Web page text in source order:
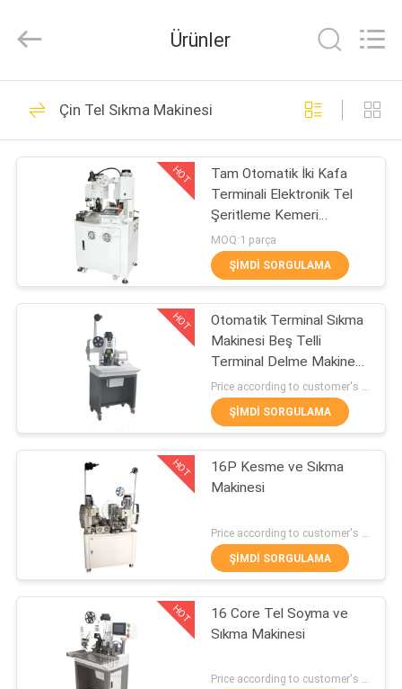
ÜRÜN:%
HAKKIMIZDA
FABRIKA
KONTROL
BIZIMLE
ILETIŞIME
HABERLER
VAKALAR
Industrial
Reserved.
Tel işleme makinesi
62
Tel Sıkma Makinesi
47
otomatik tel sarma
makinesi
9
Ürünler
Çin Tel Sıkma Makinesi
HOT
Tam Otomatik İki Kafa
Terminali Elektronik Tel
Şeritleme Kemeri
Presleme Makinesi
Crimper Soyma Ucunun
Her İki Ucunda
MOQ:1 parça
ŞIMDI SORGULAMA
HOT
Otomatik Terminal Sıkma
Makinesi Beş Telli
Terminal Delme Makinesi
Kılıf Tel Düzenleme
Terminali Delme Makinesi
ŞIMDI SORGULAMA
HOT
16P Kesme ve Sıkma
Makinesi
ŞIMDI SORGULAMA
HOT
16 Core Tel Soyma ve
Sıkma Makinesi
Price according to customer's requirement MOQ:1 parça